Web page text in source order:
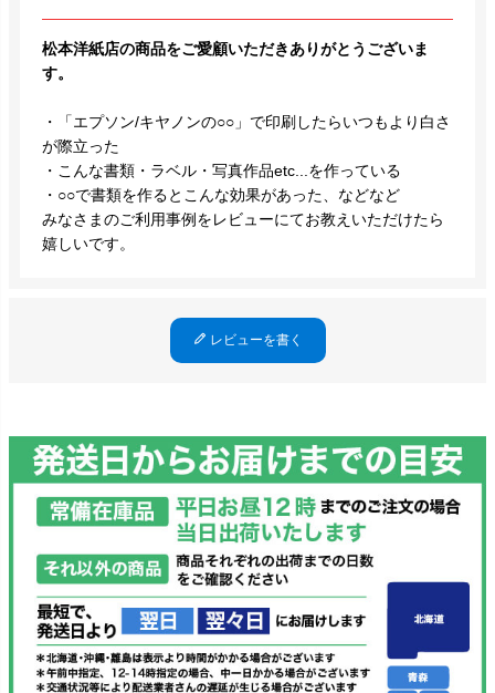
松本洋紙店の商品をご愛顧いただきありがとうございま
す。
・「エプソン/キヤノンの○○」で印刷したらいつもより白さ
が際立った
・こんな書類・ラベル・写真作品etc...を作っている
・○○で書類を作るとこんな効果があった、などなど
みなさまのご利用事例をレビューにてお教えいただけたら
嬉しいです。
レビューを書く